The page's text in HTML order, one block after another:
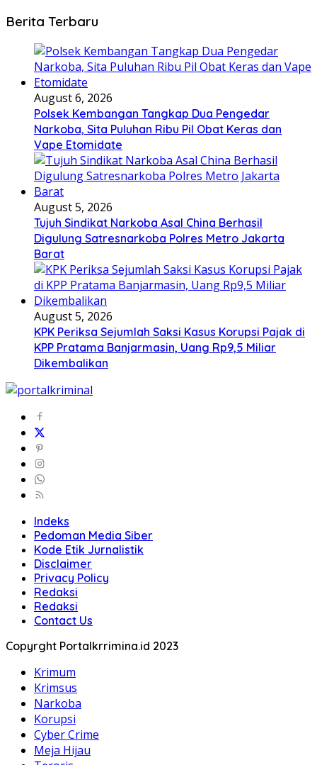
Berita Terbaru
August 6, 2026
Polsek Kembangan Tangkap Dua Pengedar
Narkoba, Sita Puluhan Ribu Pil Obat Keras dan
Vape Etomidate
August 5, 2026
Tujuh Sindikat Narkoba Asal China Berhasil
Digulung Satresnarkoba Polres Metro Jakarta
Barat
August 5, 2026
KPK Periksa Sejumlah Saksi Kasus Korupsi Pajak di
KPP Pratama Banjarmasin, Uang Rp9,5 Miliar
Dikembalikan
Indeks
Pedoman Media Siber
Kode Etik Jurnalistik
Disclaimer
Privacy Policy
Redaksi
Redaksi
Contact Us
Copyrght Portalkrrimina.id 2023
Krimum
Krimsus
Narkoba
Korupsi
Cyber Crime
Meja Hijau